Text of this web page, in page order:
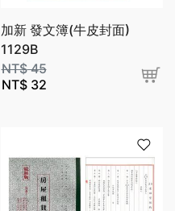
加新 發文簿(牛皮封面)
1129B
NT$45
NT$32